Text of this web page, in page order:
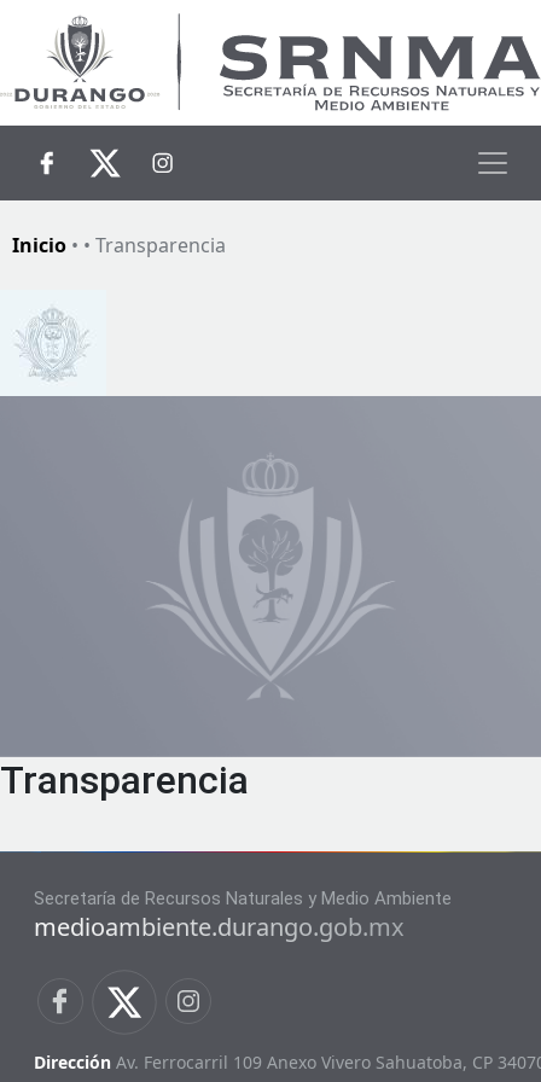
content
Secretaría de Recursos
Gobierno del Estado de Durango
Inicio • • Transparencia
Transparencia
Secretaría de Recursos Naturales y Medio Ambiente
medioambiente.durango.gob.mx
Dirección Av. Ferrocarril 109 Anexo Vivero Sahuatoba, CP